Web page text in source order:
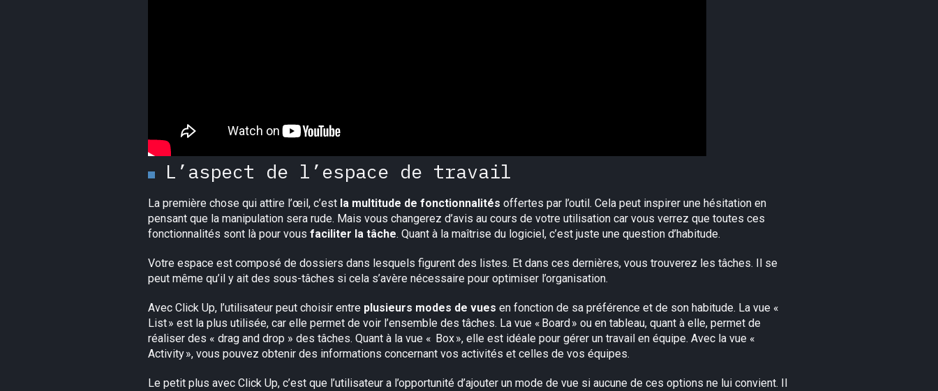
L’aspect de l’espace de travail
La première chose qui attire l’œil, c’est la multitude de fonctionnalités offertes par l’outil. Cela peut inspirer une hésitation en
pensant que la manipulation sera rude. Mais vous changerez d’avis au cours de votre utilisation car vous verrez que toutes ces
fonctionnalités sont là pour vous faciliter la tâche. Quant à la maîtrise du logiciel, c’est juste une question d’habitude.
Votre espace est composé de dossiers dans lesquels figurent des listes. Et dans ces dernières, vous trouverez les tâches. Il se
peut même qu’il y ait des sous-tâches si cela s’avère nécessaire pour optimiser l’organisation.
Avec Click Up, l’utilisateur peut choisir entre plusieurs modes de vues en fonction de sa préférence et de son habitude. La vue «
List » est la plus utilisée, car elle permet de voir l’ensemble des tâches. La vue « Board » ou en tableau, quant à elle, permet de
réaliser des « drag and drop » des tâches. Quant à la vue « Box », elle est idéale pour gérer un travail en équipe. Avec la vue «
Activity », vous pouvez obtenir des informations concernant vos activités et celles de vos équipes.
Le petit plus avec Click Up, c’est que l’utilisateur a l’opportunité d’ajouter un mode de vue si aucune de ces options ne lui convient. Il